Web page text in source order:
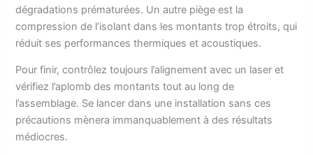
dégradations prématurées. Un autre piège est la
compression de l’isolant dans les montants trop étroits, qui
réduit ses performances thermiques et acoustiques.
Pour finir, contrôlez toujours l’alignement avec un laser et
vérifiez l’aplomb des montants tout au long de
l’assemblage. Se lancer dans une installation sans ces
précautions mènera immanquablement à des résultats
médiocres.